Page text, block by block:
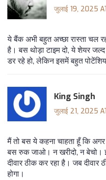
जुलाई 19, 2025
ये बैंक अभी बहुत अच्छा रास्ता चल
है। बस थोड़ा टाइम दो, ये शेयर
डर रहे हो, लेकिन इसमें बहुत
King Singh
जुलाई 21, 2025
मैं तो बस ये कहना चाहता हूँ कि
बस रुक जाओ। न खरीदो, न बेचो।
दीवार ठीक कर रहा है। जब
होगा।